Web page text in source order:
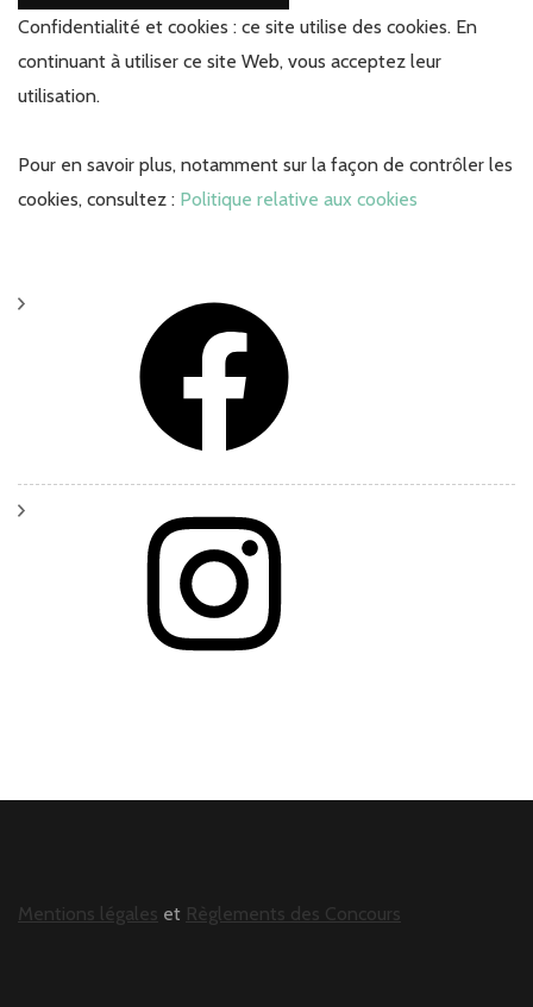
Confidentialité et cookies : ce site utilise des cookies. En
continuant à utiliser ce site Web, vous acceptez leur
utilisation.
Pour en savoir plus, notamment sur la façon de contrôler les
cookies, consultez : Politique relative aux cookies
Mentions légales et Règlements des Concours